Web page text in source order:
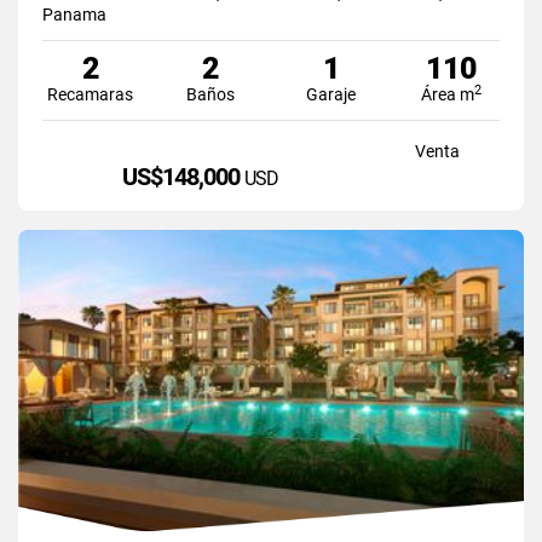
Panama
2
Recamaras
2
Baños
1
Garaje
110
Área m2
Venta
US$148,000 USD